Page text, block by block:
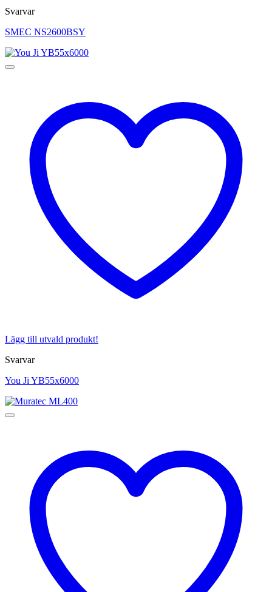
Svarvar
SMEC NS2600BSY
Lägg till utvald produkt!
Svarvar
You Ji YB55x6000